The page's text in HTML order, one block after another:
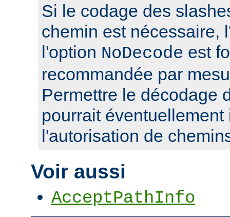
Si le codage des
chemin est nécessaire,
l'option NoDecode est
recommandée par
Permettre le décodage
pourrait éventuellement
l'autorisation de
Voir aussi
AcceptPathInfo